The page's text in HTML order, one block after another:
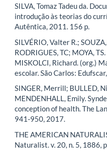
SILVA, Tomaz Tadeu da.
introdução às teorias do
Autêntica, 2011. 156 p.
SILVÉRIO, Valter R.;
RODRIGUES, TC; MOYA,
MISKOLCI, Richard. (org.)
escolar. São Carlos:
SINGER, Merrill; BULLED,
MENDENHALL, Emily.
conception of health. The
941-950, 2017.
THE AMERICAN
Naturalist. v. 20, n. 5, 1886,